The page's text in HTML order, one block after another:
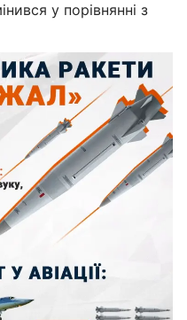
у порівнянні з